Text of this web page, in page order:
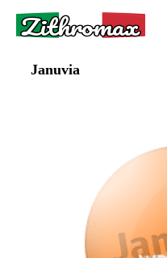
Zithromax
Januvia